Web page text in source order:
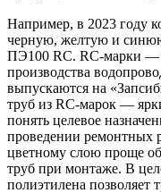
Например, в 2023 году
черную, желтую и
ПЭ100 RC. RC-марки —
производства
выпускаются на
труб из RC-марок —
понять целевое
проведении ремонтных
цветному слою проще
труб при монтаже. В
полиэтилена позволяет